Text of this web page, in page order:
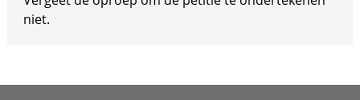
niet.